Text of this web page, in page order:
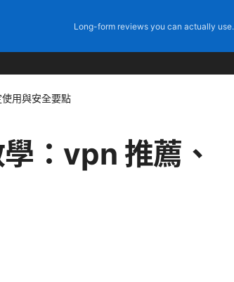
Long-form reviews you can actually use.
用與安全要點
：vpn 推薦、